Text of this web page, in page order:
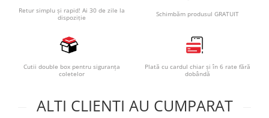
Retur simplu și rapid! Ai 30 de zile la
dispoziție
Schimbăm produsul GRATUIT
Cutii double box pentru siguranța
coletelor
Plată cu cardul chiar și în 6 rate fără
dobândă
ALTI CLIENTI AU CUMPARAT